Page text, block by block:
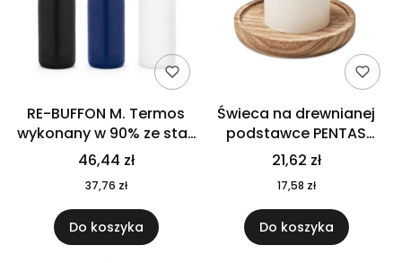
RE-BUFFON M. Termos
wykonany w 90% ze stali
nierdzewnej
pochodzącej z
recyklingu 520 ml 94294
46,44 zł
37,76 zł
Do koszyka
Świeca na drewnianej
podstawce PENTAS
MO6282-40
21,62 zł
17,58 zł
Do koszyka